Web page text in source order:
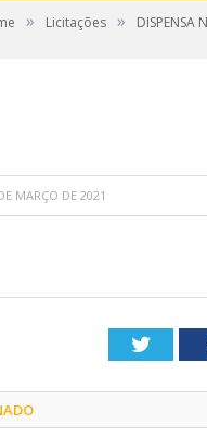
» Licitações »
MARÇO DE 2021